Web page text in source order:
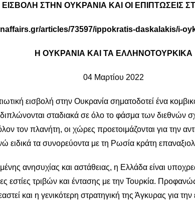
ΕΙΣΒΟΛΗ ΣΤΗΝ ΟΥΚΡΑΝΙΑ ΚΑΙ ΟΙ ΕΠΙΠΤΩΣΕΙΣ
articles/73597/ippokratis-daskalakis/i-
Η ΟΥΚΡΑΝΙΑ ΚΑΙ ΤΑ ΕΛΛΗΝΟΤΟΥΡΚΙΚΑ
04 Μαρτίου 2022
εισβολή στην Ουκρανία σηματοδοτεί ένα
σταδιακά σε όλο το φάσμα των διεθνών
τον πλανήτη, οι χώρες προετοιμάζονται για την
ειδικά τα συνορεύοντα με τη Ρωσία κράτη
ανησυχίας και αστάθειας, η Ελλάδα είναι
εστίες τριβών και έντασης με την Τουρκία.
και η γενικότερη στρατηγική της Άγκυρας για